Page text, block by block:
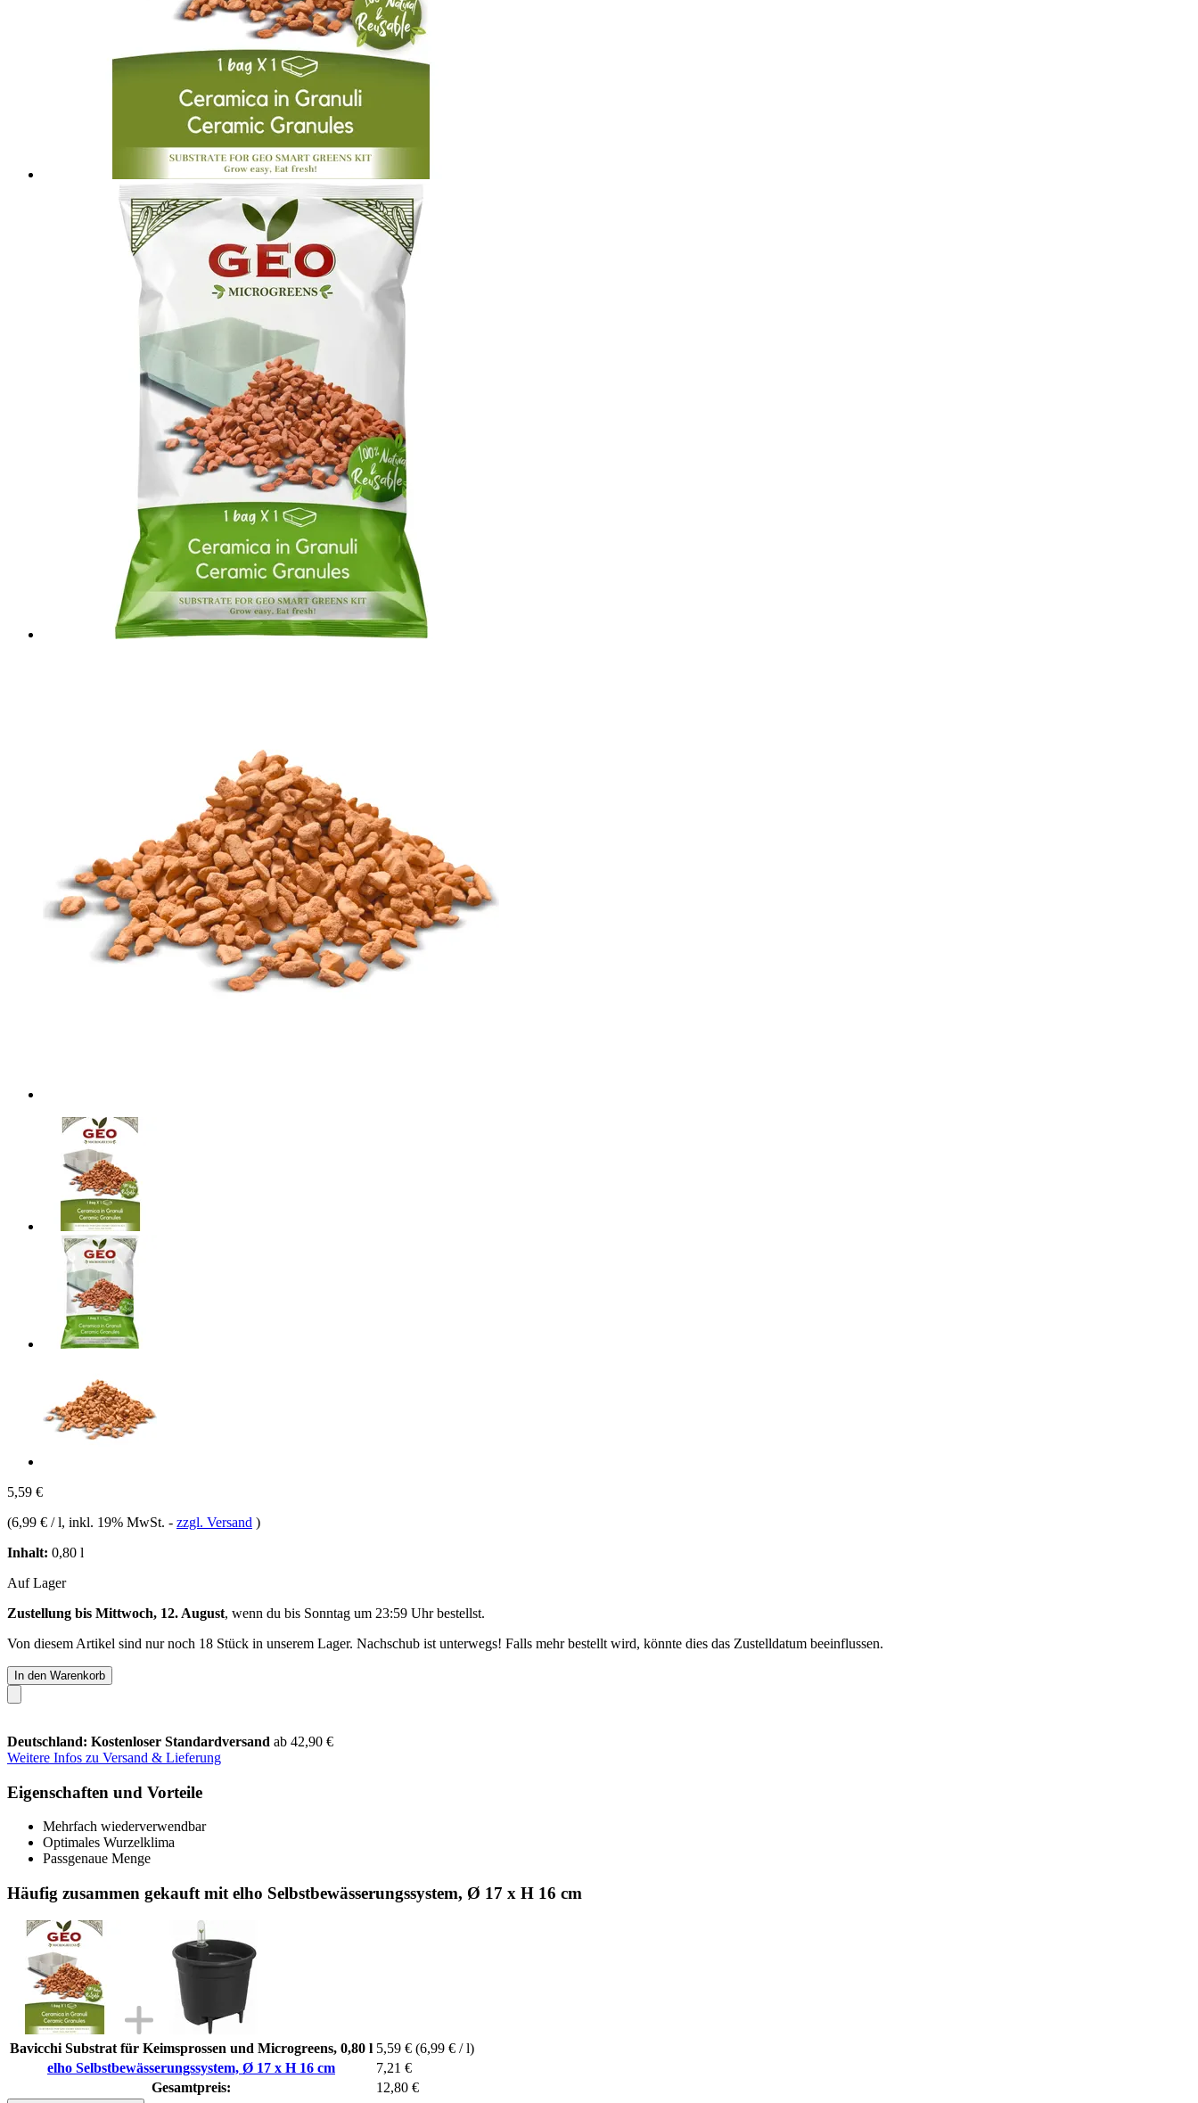
5,59 €
(6,99 € / l, inkl. 19% MwSt. - zzgl. Versand )
Inhalt: 0,80 l
Auf Lager
Zustellung bis Mittwoch, 12. August, wenn du bis Sonntag um 23:59 Uhrbestellst.
Von diesem Artikel sind nur noch 18 Stück in unserem Lager. Nachschub ist unterwegs! Falls mehr bestellt wird, könnte dies das Zustelldatum beeinflussen.
In den Warenkorb
Deutschland: Kostenloser Standardversand ab 42,90 €
Weitere Infos zu Versand & Lieferung
Eigenschaften und Vorteile
Mehrfach wiederverwendbar
Optimales Wurzelklima
Passgenaue Menge
Häufig zusammen gekauft mit elho Selbstbewässerungssystem, Ø 17 x H 16 cm
Bavicchi Substrat für Keimsprossen und Microgreens, 0,80 l 5,59 € (6,99 € / l)
elho Selbstbewässerungssystem, Ø 17 x H 16 cm
7,21 €
Gesamtpreis:
12,80 €